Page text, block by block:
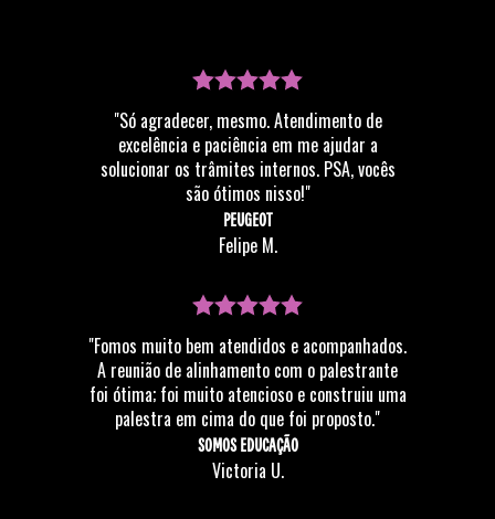
"Só agradecer, mesmo. Atendimento de
excelência e paciência em me ajudar a
solucionar os trâmites internos. PSA, vocês
são ótimos nisso!"
PEUGEOT
Felipe M.
"Fomos muito bem atendidos e acompanhados.
A reunião de alinhamento com o palestrante
foi ótima; foi muito atencioso e construiu uma
palestra em cima do que foi proposto."
SOMOS EDUCAÇÃO
Victoria U.